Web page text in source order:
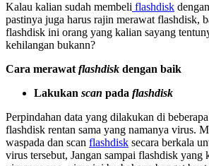
Kalau kalian sudah membeli flashdisk
pastinya juga harus rajin merawat flashdisk,
flashdisk ini orang yang kalian sayang
kehilangan bukann?
Cara merawat flashdisk dengan baik
Lakukan scan pada flashdisk
Perpindahan data yang dilakukan di
flashdisk rentan sama yang namanya virus.
waspada dan scan flashdisk secara berkala
virus tersebut, Jangan sampai flashdisk yang